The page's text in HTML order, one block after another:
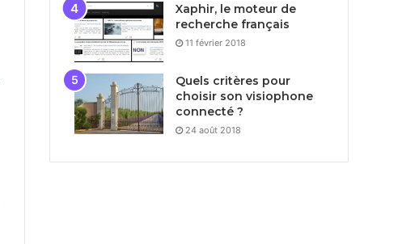
Xaphir, le moteur de
recherche français
11 février 2018
Quels critères pour
choisir son visiophone
connecté ?
24 août 2018